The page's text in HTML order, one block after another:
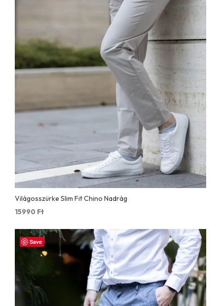
Világosszürke Slim Fit Chino Nadrág
15990 Ft
Save